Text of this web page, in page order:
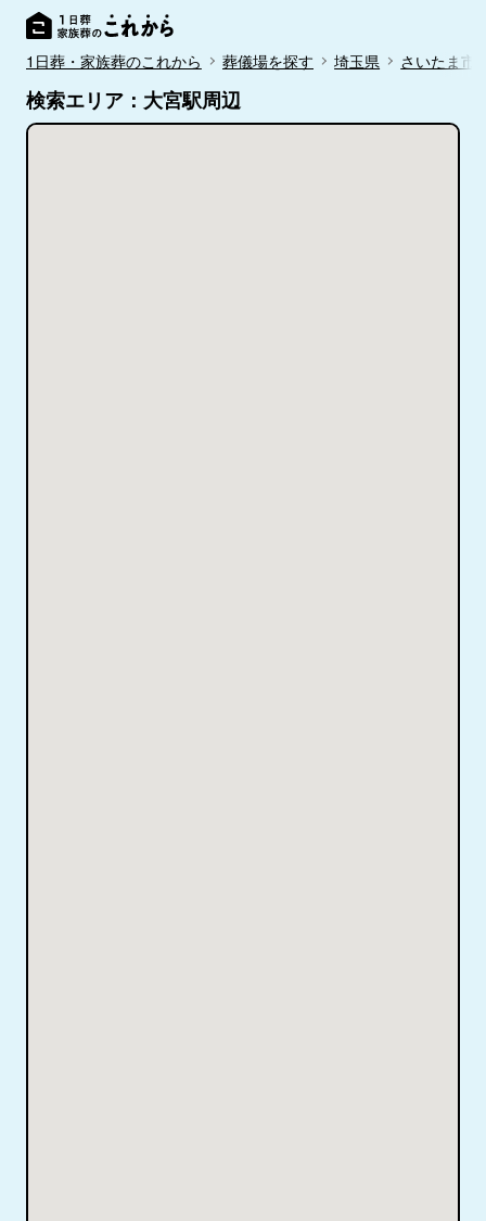
1日葬・家族葬のこれから 葬儀場を探す 埼玉県 さいたま市
検索エリア：大宮駅周辺